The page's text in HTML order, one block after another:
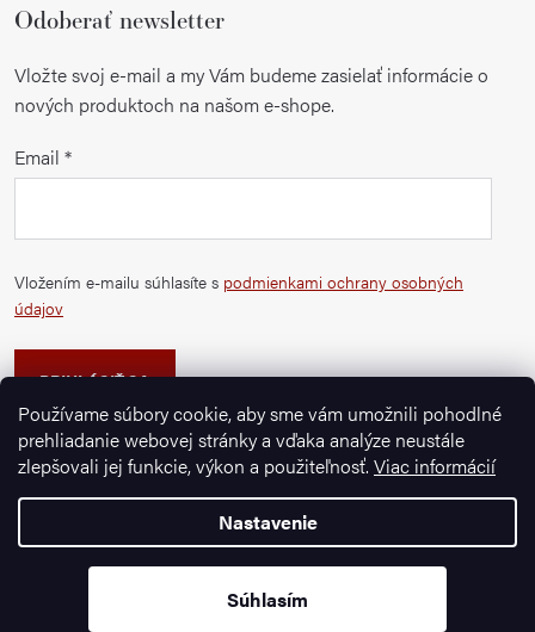
Používame súbory cookie, aby sme vám umožnili pohodlné
prehliadanie webovej stránky a vďaka analýze neustále
zlepšovali jej funkcie, výkon a použiteľnosť. Viac informácií
Nastavenie
Súhlasím
Odoberať newsletter
Vložte svoj e-mail a my Vám budeme zasielať informácie o
nových produktoch na našom e-shope.
Email
Vložením e-mailu súhlasíte s podmienkami ochrany osobných
údajov
PRIHLÁSIŤ SA
Vytvoril Shoptet Premium
Ignazrosler.sk. Všetky práva vyhradené.